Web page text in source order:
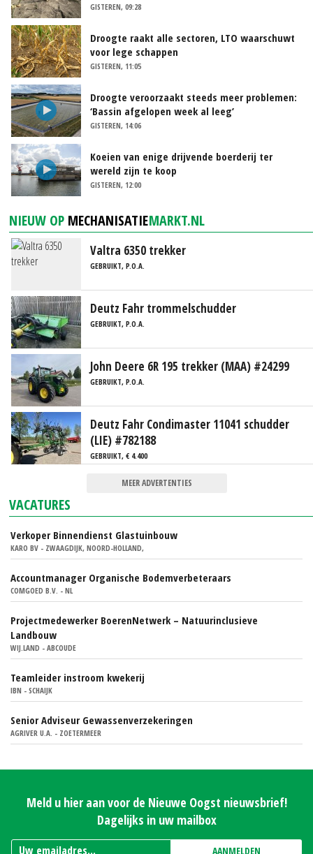
GISTEREN, 09:28
Droogte raakt alle sectoren, LTO waarschuwt
voor lege schappen
GISTEREN, 11:05
Droogte veroorzaakt steeds meer problemen:
‘Bassin afgelopen week al leeg’
GISTEREN, 14:06
Koeien van enige drijvende boerderij ter
wereld zijn te koop
GISTEREN, 12:00
NIEUW OP MECHANISATIEMARKT.NL
Valtra 6350 trekker
GEBRUIKT, P.O.A.
Deutz Fahr trommelschudder
GEBRUIKT, P.O.A.
John Deere 6R 195 trekker (MAA) #24299
GEBRUIKT, P.O.A.
Deutz Fahr Condimaster 11041 schudder
(LIE) #782188
GEBRUIKT, € 4.400
MEER ADVERTENTIES
VACATURES
Verkoper Binnendienst Glastuinbouw
KARO BV - ZWAAGDIJK, NOORD-HOLLAND,
Accountmanager Organische Bodemverbeteraars
COMGOED B.V. - NL
Projectmedewerker BoerenNetwerk – Natuurinclusieve
Landbouw
WIJ.LAND - ABCOUDE
Teamleider instroom kwekerij
IBN - SCHAIJK
Senior Adviseur Gewassenverzekeringen
AGRIVER U.A. - ZOETERMEER
Meld u hier aan voor de Nieuwe Oogst nieuwsbrief!
Dagelijks in uw mailbox
AANMELDEN